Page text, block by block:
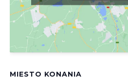
MIESTO KONANIA